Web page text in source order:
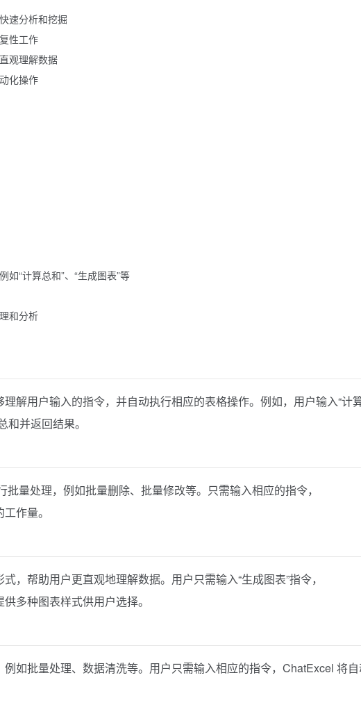
速分析和挖掘
性工作
观理解数据
化操作
“计算总和”、“生成图表”等
和分析
解用户输入的指令，并自动执行相应的表格操作。例如，用户输入“计
并返回结果。
量处理，例如批量删除、批量修改等。只需输入相应的指令，
作量。
，帮助用户更直观地理解数据。用户只需输入“生成图表”指令，
多种图表样式供用户选择。
如批量处理、数据清洗等。用户只需输入相应的指令，ChatExcel 将